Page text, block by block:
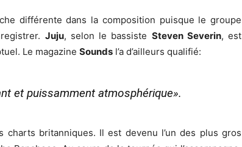
différente dans la composition puisque le groupe
Juju, selon le bassiste Steven Severin, est
Le magazine Sounds l’a d’ailleurs qualifié:
et puissamment atmosphérique».
charts britanniques. Il est devenu l’un des plus gros